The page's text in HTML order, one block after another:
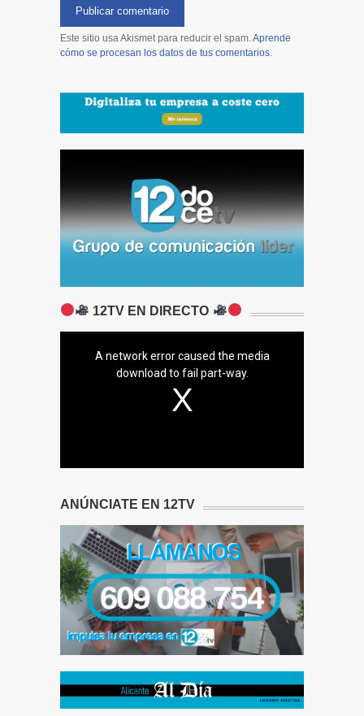
Este sitio usa Akismet para reducir el spam.Aprende
cómo se procesan los datos de tus comentarios.
12TV EN DIRECTO
A network error caused the media
download to fail part-way.
ANÚNCIATE EN 12TV